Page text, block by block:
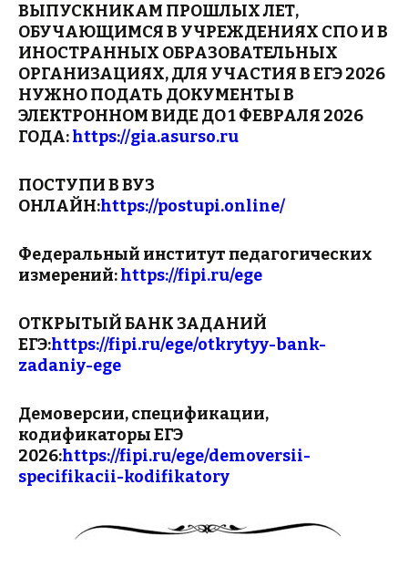
ВЫПУСКНИКАМ ПРОШЛЫХ ЛЕТ,
ОБУЧАЮЩИМСЯ В УЧРЕЖДЕНИЯХ СПО И В
ИНОСТРАННЫХ ОБРАЗОВАТЕЛЬНЫХ
ОРГАНИЗАЦИЯХ, ДЛЯ УЧАСТИЯ В ЕГЭ 2026
НУЖНО ПОДАТЬ ДОКУМЕНТЫ В
ЭЛЕКТРОННОМ ВИДЕ ДО 1 ФЕВРАЛЯ 2026
ГОДА:https://gia.asurso.ru
ПОСТУПИ В ВУЗ
ОНЛАЙН:https://postupi.online/
Федеральный институт педагогических
измерений:https://fipi.ru/ege
ОТКРЫТЫЙ БАНК ЗАДАНИЙ
ЕГЭ:https://fipi.ru/ege/otkrytyy-bank-
zadaniy-ege
Демоверсии, спецификации,
кодификаторы ЕГЭ
2026:https://fipi.ru/ege/demoversii-
specifikacii-kodifikatory